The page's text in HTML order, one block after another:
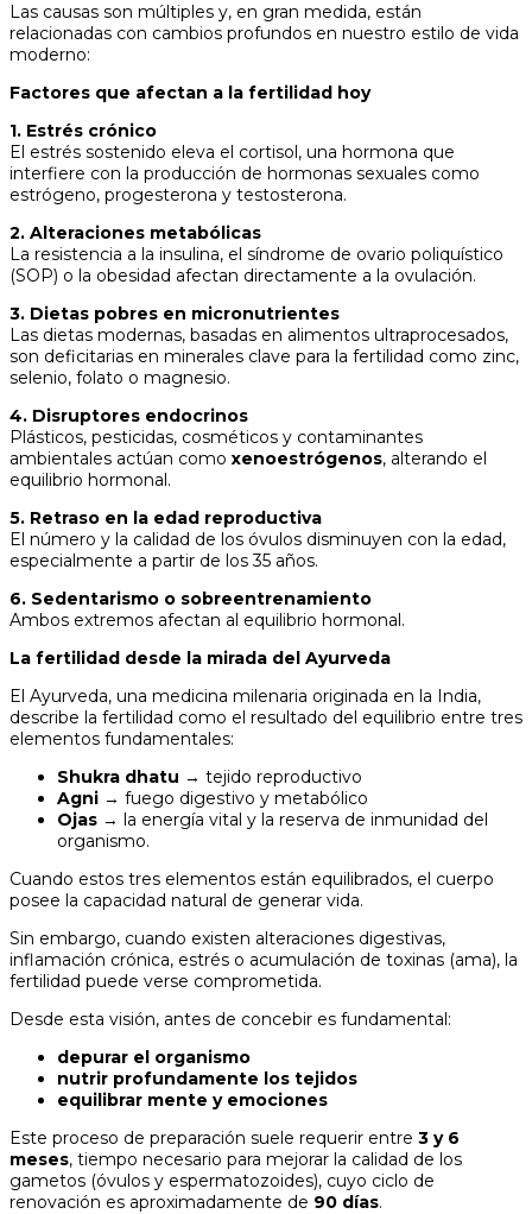
Las causas son múltiples y, en gran medida, están
relacionadas con cambios profundos en nuestro estilo de vida
moderno:
Factores que afectan a la fertilidad hoy
1. Estrés crónico
El estrés sostenido eleva el cortisol, una hormona que
interfiere con la producción de hormonas sexuales como
estrógeno, progesterona y testosterona.
2. Alteraciones metabólicas
La resistencia a la insulina, el síndrome de ovario poliquístico
(SOP) o la obesidad afectan directamente a la ovulación.
3. Dietas pobres en micronutrientes
Las dietas modernas, basadas en alimentos ultraprocesados,
son deficitarias en minerales clave para la fertilidad como zinc,
selenio, folato o magnesio.
4. Disruptores endocrinos
Plásticos, pesticidas, cosméticos y contaminantes
ambientales actúan como xenoestrógenos, alterando el
equilibrio hormonal.
5. Retraso en la edad reproductiva
El número y la calidad de los óvulos disminuyen con la edad,
especialmente a partir de los 35 años.
6. Sedentarismo o sobreentrenamiento
Ambos extremos afectan al equilibrio hormonal.
La fertilidad desde la mirada del Ayurveda
El Ayurveda, una medicina milenaria originada en la India,
describe la fertilidad como el resultado del equilibrio entre tres
elementos fundamentales:
Shukra dhatu → tejido reproductivo
Agni → fuego digestivo y metabólico
Ojas → la energía vital y la reserva de inmunidad del
organismo.
Cuando estos tres elementos están equilibrados, el cuerpo
posee la capacidad natural de generar vida.
Sin embargo, cuando existen alteraciones digestivas,
inflamación crónica, estrés o acumulación de toxinas (ama), la
fertilidad puede verse comprometida.
Desde esta visión, antes de concebir es fundamental:
depurar el organismo
nutrir profundamente los tejidos
equilibrar mente y emociones
Este proceso de preparación suele requerir entre 3 y 6
meses, tiempo necesario para mejorar la calidad de los
gametos (óvulos y espermatozoides), cuyo ciclo de
renovación es aproximadamente de 90 días.